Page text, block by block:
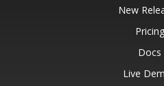
New
Pricing
Docs
Live